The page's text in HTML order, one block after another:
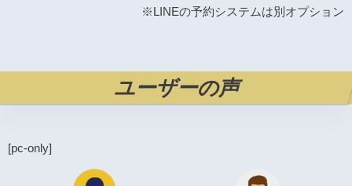
※LINEの予約システムは別オプション
ユーザーの声
[pc-only]